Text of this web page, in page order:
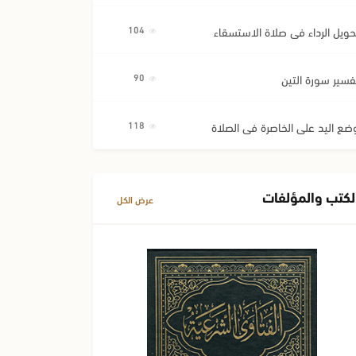
الرداء في صلاة الاستسقاء
سورة التين
اليد على الخاصرة في الصلاة
والمؤلفات عرض الكل